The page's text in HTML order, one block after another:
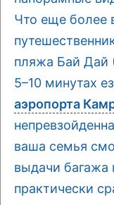
Что еще более
пляжа Бай Дай
5–10 минутах
аэропорта
ваша семья
выдачи
практически